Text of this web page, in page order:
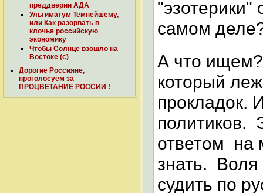
преддверии АДА
Ультиматум Темнейшему,
или Как разорвать в
клочья российскую
экономику
Чтобы Солнце взошло на
Востоке (с)
Дорогие Россияне,
проголосуем за
ПРОЦВЕТАНИЕ РОССИИ !
"эзотерики"
самом
А что ищем?
который
прокладок.
политиков.
ответом на
знать. Воля
судить по